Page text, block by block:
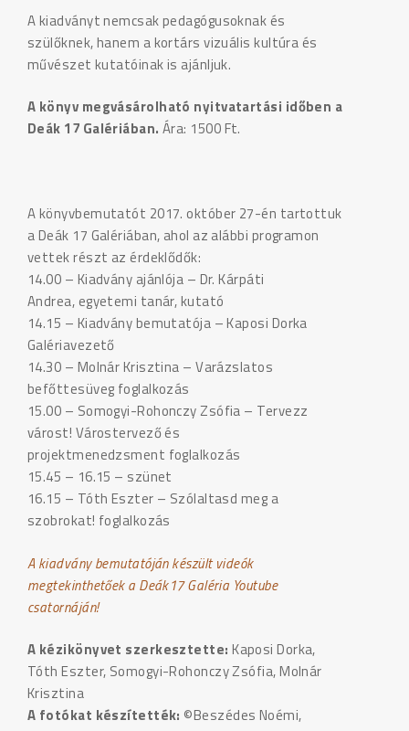
A kiadványt nemcsak pedagógusoknak és
szülőknek, hanem a kortárs vizuális kultúra és
művészet kutatóinak is ajánljuk.
A könyv megvásárolható nyitvatartási időben a
Deák 17 Galériában. Ára: 1500 Ft.
A könyvbemutatót 2017. október 27-én tartottuk
a Deák 17 Galériában, ahol az alábbi programon
vettek részt az érdeklődők:
14.00 – Kiadvány ajánlója – Dr. Kárpáti
Andrea, egyetemi tanár, kutató
14.15 – Kiadvány bemutatója – Kaposi Dorka
Galériavezető
14.30 – Molnár Krisztina – Varázslatos
befőttesüveg foglalkozás
15.00 – Somogyi-Rohonczy Zsófia – Tervezz
várost! Várostervező és
projektmenedzsment foglalkozás
15.45 – 16.15 – szünet
16.15 – Tóth Eszter – Szólaltasd meg a
szobrokat! foglalkozás
A kiadvány bemutatóján készült videók
megtekinthetőek a Deák17 Galéria Youtube
csatornáján!
A kézikönyvet szerkesztette:Kaposi Dorka,
Tóth Eszter, Somogyi-Rohonczy Zsófia, Molnár
Krisztina
A fotókat készítették: ©Beszédes Noémi,